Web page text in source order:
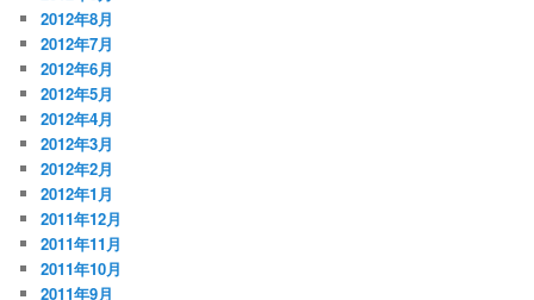
2012年8月
2012年7月
2012年6月
2012年5月
2012年4月
2012年3月
2012年2月
2012年1月
2011年12月
2011年11月
2011年10月
2011年9月